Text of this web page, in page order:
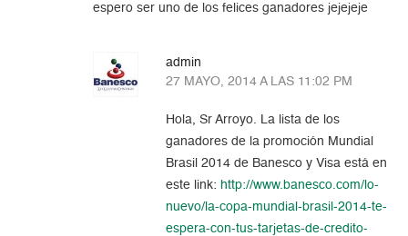
espero ser uno de los felices ganadores jejejeje
admin
27 MAYO, 2014 A LAS 11:02 PM
Hola, Sr Arroyo. La lista de los
ganadores de la promoción Mundial
Brasil 2014 de Banesco y Visa está en
este link: http://www.banesco.com/lo-
nuevo/la-copa-mundial-brasil-2014-te-
espera-con-tus-tarjetas-de-credito-